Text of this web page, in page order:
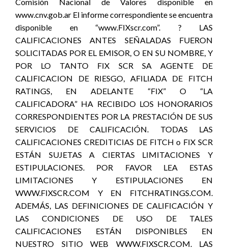
www.cnv.gob.ar El informe correspondiente se encuentra
disponible en “www.FIXscr.com”. ? LAS
CALIFICACIONES ANTES SEÑALADAS FUERON
SOLICITADAS POR EL EMISOR, O EN SU NOMBRE, Y
POR LO TANTO FIX SCR SA AGENTE DE
CALIFICACION DE RIESGO, AFILIADA DE FITCH
RATINGS, EN ADELANTE “FIX” O “LA
CALIFICADORA” HA RECIBIDO LOS HONORARIOS
CORRESPONDIENTES POR LA PRESTACIÓN DE SUS
SERVICIOS DE CALIFICACIÓN. TODAS LAS
CALIFICACIONES CREDITICIAS DE FITCH o FIX SCR
ESTÁN SUJETAS A CIERTAS LIMITACIONES Y
ESTIPULACIONES. POR FAVOR LEA ESTAS
LIMITACIONES Y ESTIPULACIONES EN
WWW.FIXSCR.COM Y EN FITCHRATINGS.COM.
ADEMÁS, LAS DEFINICIONES DE CALIFICACIÓN Y
LAS CONDICIONES DE USO DE TALES
CALIFICACIONES ESTÁN DISPONIBLES EN
NUESTRO SITIO WEB WWW.FIXSCR.COM. LAS